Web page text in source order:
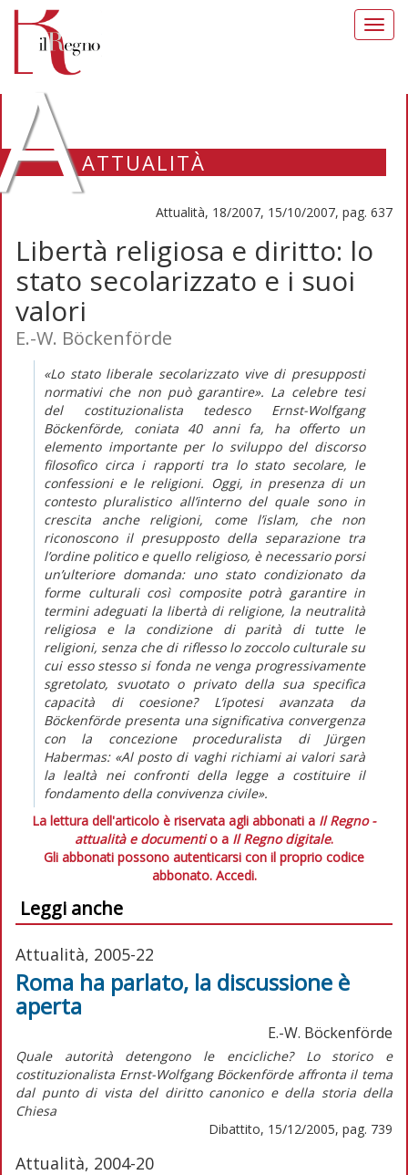
ATTUALITÀ
Attualità, 18/2007, 15/10/2007, pag. 637
Libertà religiosa e diritto: lo
stato secolarizzato e i suoi
valori
E.-W. Böckenförde
«Lo stato liberale secolarizzato vive di presupposti
normativi che non può garantire». La celebre tesi
del costituzionalista tedesco Ernst-Wolfgang
Böckenförde, coniata 40 anni fa, ha offerto un
elemento importante per lo sviluppo del discorso
filosofico circa i rapporti tra lo stato secolare, le
confessioni e le religioni. Oggi, in presenza di un
contesto pluralistico all’interno del quale sono in
crescita anche religioni, come l’islam, che non
riconoscono il presupposto della separazione tra
l’ordine politico e quello religioso, è necessario porsi
un’ulteriore domanda: uno stato condizionato da
forme culturali così composite potrà garantire in
termini adeguati la libertà di religione, la neutralità
religiosa e la condizione di parità di tutte le
religioni, senza che di riflesso lo zoccolo culturale su
cui esso stesso si fonda ne venga progressivamente
sgretolato, svuotato o privato della sua specifica
capacità di coesione? L’ipotesi avanzata da
Böckenförde presenta una significativa convergenza
con la concezione proceduralista di Jürgen
Habermas: «Al posto di vaghi richiami ai valori sarà
la lealtà nei confronti della legge a costituire il
fondamento della convivenza civile».
La lettura dell'articolo è riservata agli abbonati a Il Regno -
attualità e documentio a Il Regno digitale.
Gli abbonati possono autenticarsi con il proprio codice
abbonato. Accedi.
Leggi anche
Attualità, 2005-22
Roma ha parlato, la discussione è
aperta
E.-W. Böckenförde
Quale autorità detengono le encicliche? Lo storico e
costituzionalista Ernst-Wolfgang Böckenförde affronta il tema
dal punto di vista del diritto canonico e della storia della
Chiesa
Dibattito, 15/12/2005, pag. 739
Attualità, 2004-20